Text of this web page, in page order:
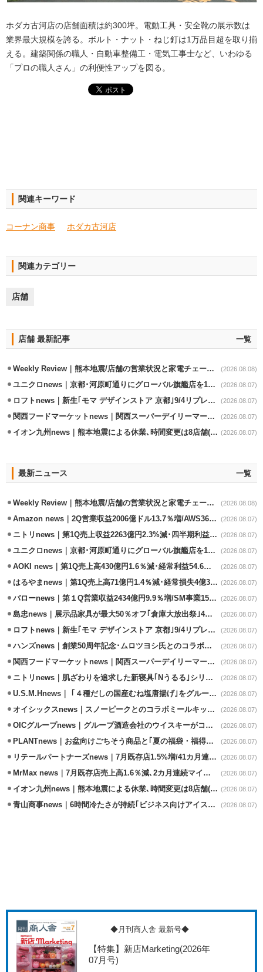
ホダカ古河店の店舗面積は約300坪。電動工具・安全靴の展示数は
業界最大規模を誇る。ボルト・ナット・ねじ釘は1万品目超を取り揃
える。建築関係の職人・自動車整備工・電気工事士など、いわゆる
「プロの職人さん」の利便性アップを図る。
関連キーワード
コーナン商事 ホダカ古河店
関連カテゴリー
店舗
店舗 最新記事 一覧
Weekly Review｜熊本地震/店舗の営業状況と家電チェーンの支援策 (2026.08.08)
ユニクロnews｜京都･河原町通りにグローバル旗艦店を11/6開設 (2026.08.07)
ロフトnews｜新生｢モマ デザインストア 京都｣9/4リプレイスオープン (2026.08.07)
関西フードマーケットnews｜関西スーパーデイリーマート蒲生店8/7改装 (2026.08.07)
イオン九州news｜熊本地震による休業､時間変更は8店舗(8/7時点) (2026.08.07)
最新ニュース 一覧
Weekly Review｜熊本地震/店舗の営業状況と家電チェーンの支援策 (2026.08.08)
Amazon news｜2Q営業収益2006億ドル13.7％増/AWS36.8％％増が貢献 (2026.08.07)
ニトリnews｜第1Q売上収益2263億円2.3%減･四半期利益1.4％減 (2026.08.07)
ユニクロnews｜京都･河原町通りにグローバル旗艦店を11/6開設 (2026.08.07)
AOKI news｜第1Q売上高430億円1.6％減･経常利益54.6％減 (2026.08.07)
はるやまnews｜第1Q売上高71億円1.4％減･経常損失4億3800万円 (2026.08.07)
バローnews｜第１Q営業収益2434億円9.9％増/SM事業15.5％増と絶好調 (2026.08.07)
島忠news｜展示品家具が最大50％オフ｢倉庫大放出祭｣4店舗限定で開催 (2026.08.07)
ロフトnews｜新生｢モマ デザインストア 京都｣9/4リプレイスオープン (2026.08.07)
ハンズnews｜創業50周年記念･ムロツヨシ氏とのコラボ企画｢ムロハンズ｣開催 (2026.08.07)
関西フードマーケットnews｜関西スーパーデイリーマート蒲生店8/7改装 (2026.08.07)
ニトリnews｜肌ざわりを追求した新寝具｢Nうるる｣シリーズを発売 (2026.08.07)
U.S.M.Hnews｜ ｢４種だしの国産むね塩唐揚げ｣をグループ610店で共同販促 (2026.08.07)
オイシックスnews｜スノーピークとのコラボミールキット8/13発売 (2026.08.07)
OICグループnews｜グループ酒造会社のウイスキーがコンペティション受賞 (2026.08.07)
PLANTnews｜お盆向けごちそう商品と｢夏の福袋・福得カート｣8/8から開催 (2026.08.07)
リテールパートナーズnews｜7月既存店1.5%増/41カ月連続増 (2026.08.07)
MrMax news｜7月既存店売上高1.6％減､2カ月連続マイナス (2026.08.07)
イオン九州news｜熊本地震による休業､時間変更は8店舗(8/7時点) (2026.08.07)
青山商事news｜6時間冷たさが持続｢ビジネス向けアイスベスト｣発売 (2026.08.07)
◆月刊商人舎 最新号◆
【特集】新店Marketing(2026年
07月号)